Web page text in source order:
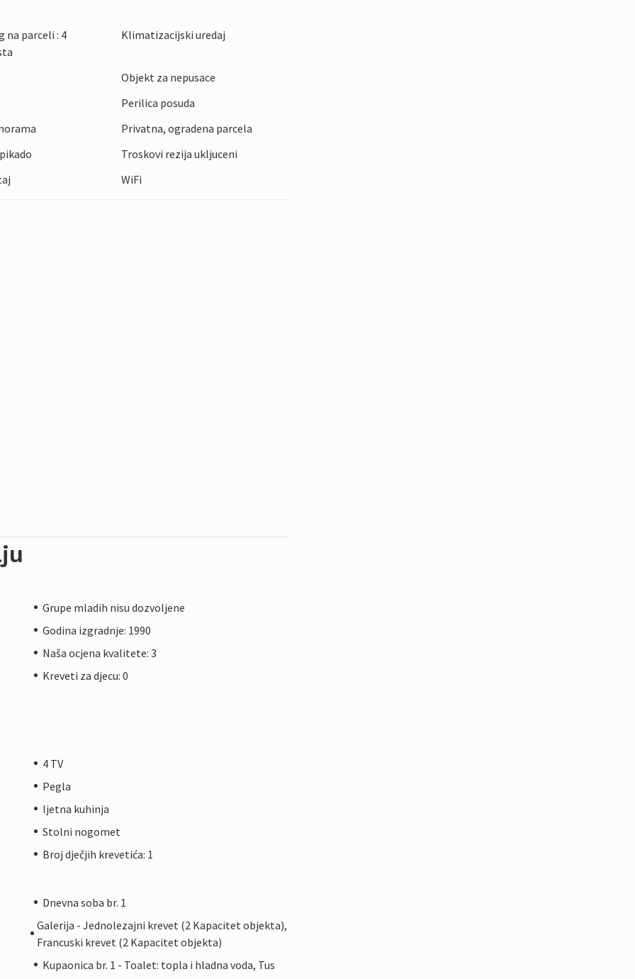
na parceli : 4
Klimatizacijski uredaj
Objekt za nepusace
Perilica posuda
Privatna, ogradena parcela
Troskovi rezija ukljuceni
WiFi
Grupe mladih nisu dozvoljene
Godina izgradnje: 1990
Naša ocjena kvalitete: 3
Kreveti za djecu: 0
4 TV
Pegla
ljetna kuhinja
Stolni nogomet
Broj dječjih krevetića: 1
Dnevna soba br. 1
Galerija - Jednolezajni krevet (2 Kapacitet objekta),
Francuski krevet (2 Kapacitet objekta)
Kupaonica br. 1 - Toalet: topla i hladna voda, Tus